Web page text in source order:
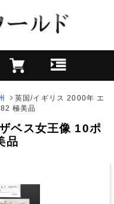
英国/イギリス 2000年 エ
極美品
ベス女王像 10ポ
品